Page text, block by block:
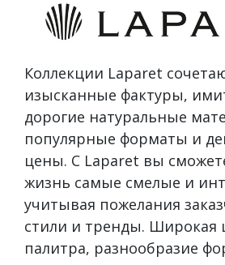
Коллекции Laparet
изысканные фактуры,
дорогие натуральные
популярные форматы и
цены. С Laparet вы
жизнь самые смелые и
учитывая пожелания
стили и тренды. Широкая
палитра, разнообразие